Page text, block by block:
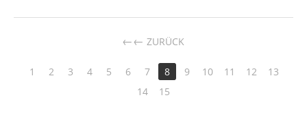
← ZURÜCK
1 2 3 4 5 6 7 8 9 10 11 12
13
14
15